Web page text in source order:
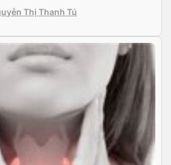
liệu để điều trị ung thư ruột kết,
thư […]
Thị Thanh Tú